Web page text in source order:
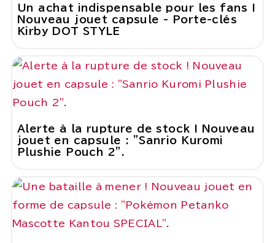
Un achat indispensable pour les fans !
Nouveau jouet capsule - Porte-clés
Kirby DOT STYLE
Alerte à la rupture de stock ! Nouveau
jouet en capsule : "Sanrio Kuromi
Plushie Pouch 2".